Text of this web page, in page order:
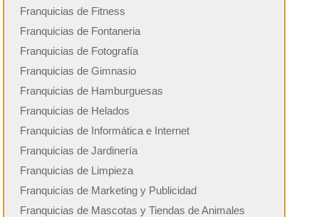
Franquicias de Fitness
Franquicias de Fontaneria
Franquicias de Fotografía
Franquicias de Gimnasio
Franquicias de Hamburguesas
Franquicias de Helados
Franquicias de Informática e Internet
Franquicias de Jardinería
Franquicias de Limpieza
Franquicias de Marketing y Publicidad
Franquicias de Mascotas y Tiendas de Animales